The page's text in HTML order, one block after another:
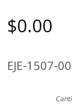
$0.00
EJE-1507-